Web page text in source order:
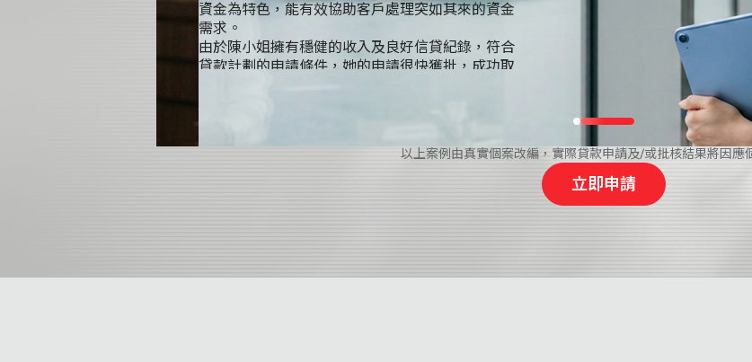
憑藉穩定的工作和良好的信貸紀錄，林先生的申請
迅速獲批，成功取得 HK$95,000 貸款，解決了燃
眉之急。
林先生分享道，整個申請過程十分順暢，從提交申
立即申請
以上案例由真實個案改編，實際貸款申請及/或批核結果將因應